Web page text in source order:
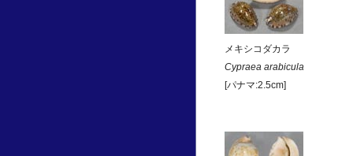
メキシコダカラ
Cypraea arabicula
[パナマ:2.5cm]